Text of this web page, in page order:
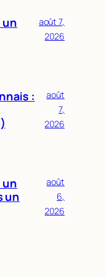
un
août 7,
2026
:
août
7,
2026
un
un
août
6,
2026